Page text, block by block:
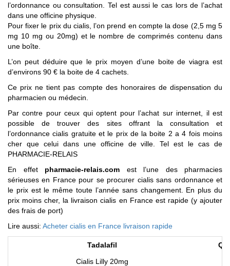
l’ordonnance ou consultation. Tel est aussi le cas lors de l’achat
dans une officine physique.
Pour fixer le prix du cialis, l’on prend en compte la dose (2,5 mg 5
mg 10 mg ou 20mg) et le nombre de comprimés contenu dans
une boîte.
L’on peut déduire que le prix moyen d’une boite de viagra est
d’environs 90 € la boite de 4 cachets.
Ce prix ne tient pas compte des honoraires de dispensation du
pharmacien ou médecin.
Par contre pour ceux qui optent pour l’achat sur internet, il est
possible de trouver des sites offrant la consultation et
l’ordonnance cialis gratuite et le prix de la boite 2 a 4 fois moins
cher que celui dans une officine de ville. Tel est le cas de
PHARMACIE-RELAIS
En effet pharmacie-relais.com est l’une des pharmacies
sérieuses en France pour se procurer cialis sans ordonnance et
le prix est le même toute l’année sans changement. En plus du
prix moins cher, la livraison cialis en France est rapide (y ajouter
des frais de port)
Lire aussi: Acheter cialis en France livraison rapide
Tadalafil
Cialis Lilly 20mg